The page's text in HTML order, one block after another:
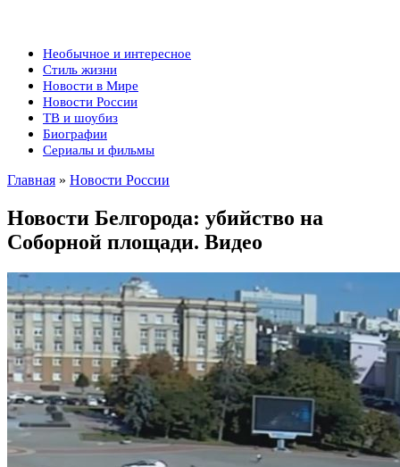
Необычное и интересное
Стиль жизни
Новости в Мире
Новости России
ТВ и шоубиз
Биографии
Сериалы и фильмы
Главная » Новости России
Новости Белгорода: убийство на
Соборной площади. Видео